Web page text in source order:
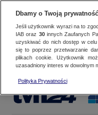
Dbamy o Twoją prywatność
Jeśli użytkownik wyrazi na to
IAB oraz 30innych Zaufanych
uzyskiwać do nich dostęp w celu
się to poprzez przetwarzanie
plikach cookie. Użytkownik
uzasadniony interes w dowolnym
Polityka Prywatności